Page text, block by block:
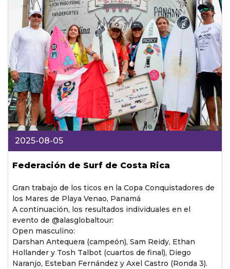
2025-08-05
Federación de Surf de Costa Rica
Gran trabajo de los ticos en la Copa Conquistadores de
los Mares de Playa Venao, Panamá
A continuación, los resultados individuales en el
evento de @alasglobaltour:
Open masculino:
Darshan Antequera (campeón), Sam Reidy, Ethan
Hollander y Tosh Talbot (cuartos de final), Diego
Naranjo, Esteban Fernández y Axel Castro (Ronda 3).